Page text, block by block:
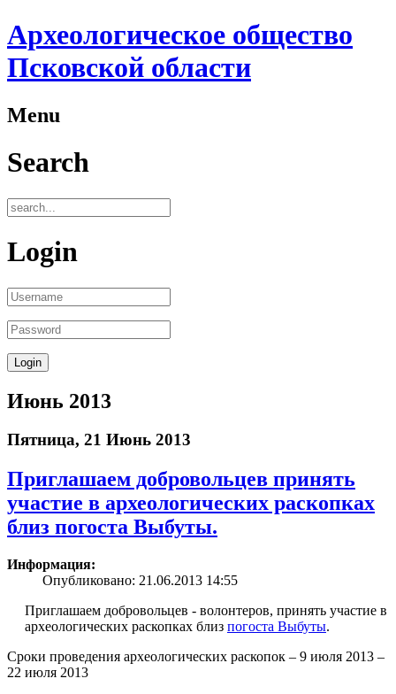
Археологическое общество
Псковской области
Menu
Search
Login
Июнь 2013
Пятница, 21 Июнь 2013
Приглашаем добровольцев принять
участие в археологических раскопках
близ погоста Выбуты.
Информация:
Опубликовано: 21.06.2013 14:55
Приглашаем добровольцев - волонтеров, принять участие в
археологических раскопках близ погоста Выбуты.
Сроки проведения археологических раскопок – 9 июля 2013 –
22 июля 2013